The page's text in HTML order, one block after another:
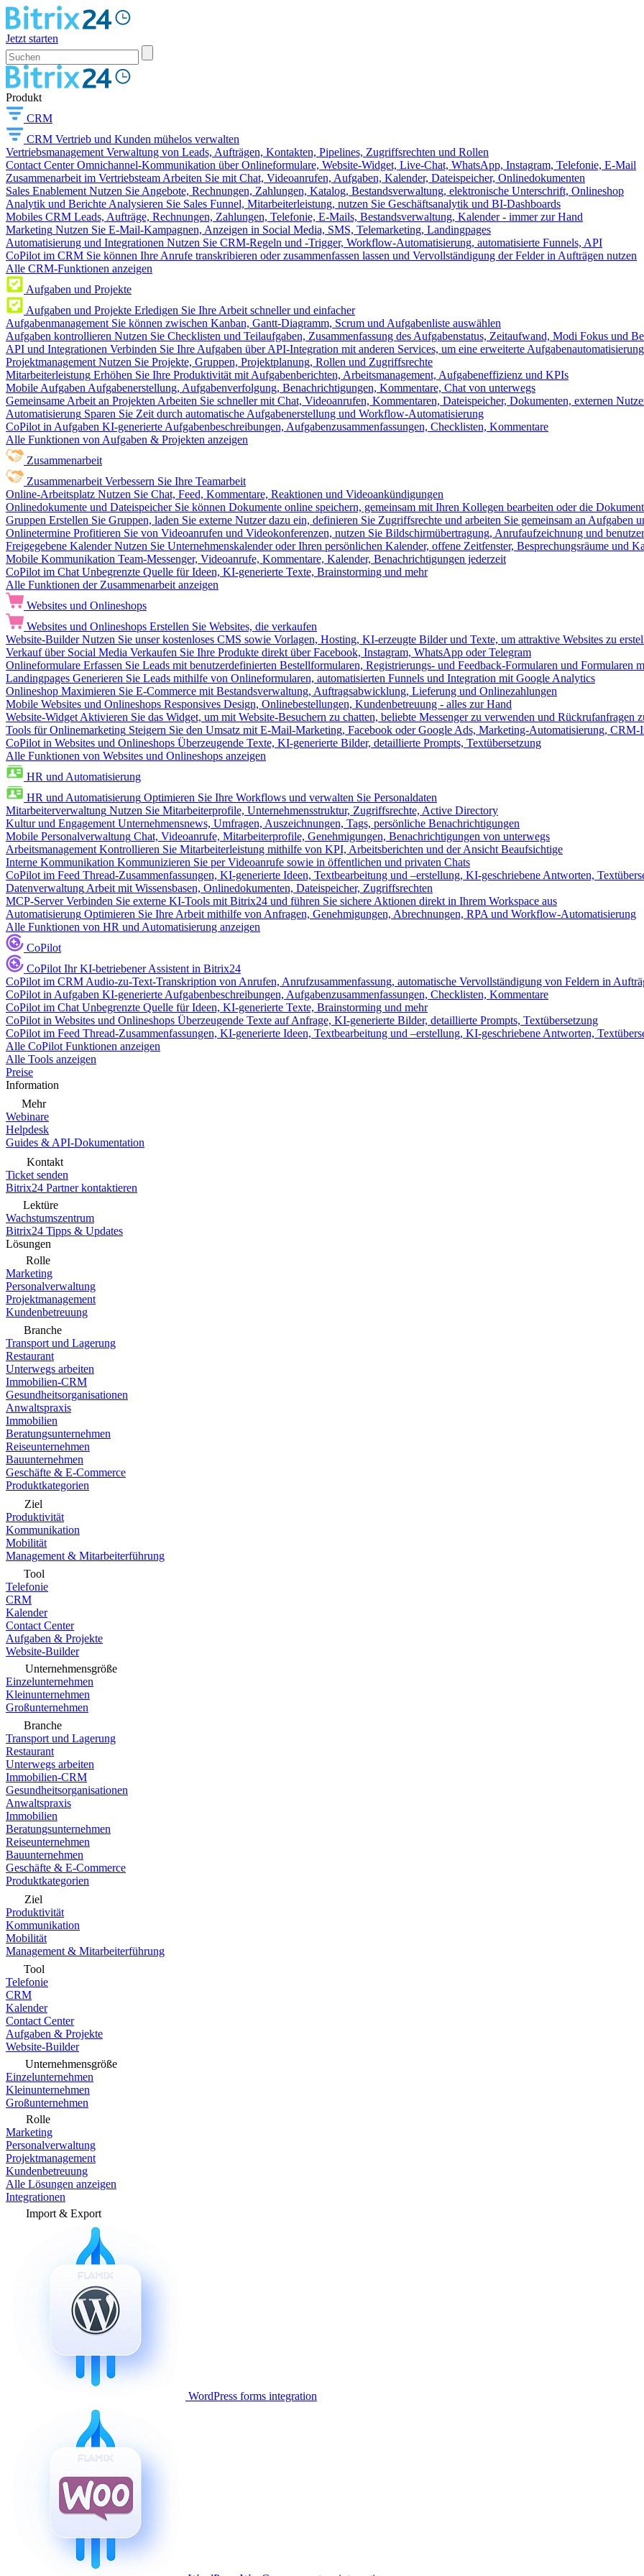
Jetzt starten
Produkt
CRM
CRM Vertrieb und Kunden mühelos verwalten
Vertriebsmanagement Verwaltung von Leads, Aufträgen, Kontakten, Pipelines, Zugriffsrechten und Rollen
Contact Center Omnichannel-Kommunikation über Onlineformulare, Website-Widget, Live-Chat, WhatsApp, Instagram, Telefonie, E-Mail
Zusammenarbeit im Vertriebsteam Arbeiten Sie mit Chat, Videoanrufen, Aufgaben, Kalender, Dateispeicher, Onlinedokumenten
Sales Enablement Nutzen Sie Angebote, Rechnungen, Zahlungen, Katalog, Bestandsverwaltung, elektronische Unterschrift, Onlineshop
Analytik und Berichte Analysieren Sie Sales Funnel, Mitarbeiterleistung, nutzen Sie Geschäftsanalytik und BI-Dashboards
Mobiles CRM Leads, Aufträge, Rechnungen, Zahlungen, Telefonie, E-Mails, Bestandsverwaltung, Kalender - immer zur Hand
Marketing Nutzen Sie E-Mail-Kampagnen, Anzeigen in Social Media, SMS, Telemarketing, Landingpages
Automatisierung und Integrationen Nutzen Sie CRM-Regeln und -Trigger, Workflow-Automatisierung, automatisierte Funnels, API
CoPilot im CRM Sie können Ihre Anrufe transkribieren oder zusammenfassen lassen und Vervollständigung der Felder in Aufträgen nutzen
Alle CRM-Funktionen anzeigen
Aufgaben und Projekte
Aufgaben und Projekte Erledigen Sie Ihre Arbeit schneller und einfacher
Aufgabenmanagement Sie können zwischen Kanban, Gantt-Diagramm, Scrum und Aufgabenliste auswählen
Aufgaben kontrollieren Nutzen Sie Checklisten und Teilaufgaben, Zusammenfassung des Aufgabenstatus, Zeitaufwand, Modi Fokus und
API und Integrationen Verbinden Sie Ihre Aufgaben über API-Integration mit anderen Services, um eine erweiterte
Projektmanagement Nutzen Sie Projekte, Gruppen, Projektplanung, Rollen und Zugriffsrechte
Mitarbeiterleistung Erhöhen Sie Ihre Produktivität mit Aufgabenberichten, Arbeitsmanagement, Aufgabeneffizienz und KPIs
Mobile Aufgaben Aufgabenerstellung, Aufgabenverfolgung, Benachrichtigungen, Kommentare, Chat von unterwegs
Gemeinsame Arbeit an Projekten Arbeiten Sie schneller mit Chat, Videoanrufen, Kommentaren, Dateispeicher, Dokumenten, externen
Automatisierung Sparen Sie Zeit durch automatische Aufgabenerstellung und Workflow-Automatisierung
CoPilot in Aufgaben KI-generierte Aufgabenbeschreibungen, Aufgabenzusammenfassungen, Checklisten, Kommentare
Alle Funktionen von Aufgaben & Projekten anzeigen
Zusammenarbeit
Zusammenarbeit Verbessern Sie Ihre Teamarbeit
Online-Arbeitsplatz Nutzen Sie Chat, Feed, Kommentare, Reaktionen und Videoankündigungen
Onlinedokumente und Dateispeicher Sie können Dokumente online speichern, gemeinsam mit Ihren Kollegen bearbeiten oder die
Gruppen Erstellen Sie Gruppen, laden Sie externe Nutzer dazu ein, definieren Sie Zugriffsrechte und arbeiten Sie gemeinsam an Aufgaben
Onlinetermine Profitieren Sie von Videoanrufen und Videokonferenzen, nutzen Sie Bildschirmübertragung, Anrufaufzeichnung und
Freigegebene Kalender Nutzen Sie Unternehmenskalender oder Ihren persönlichen Kalender, offene Zeitfenster, Besprechungsräume und
Mobile Kommunikation Team-Messenger, Videoanrufe, Kommentare, Kalender, Benachrichtigungen jederzeit
CoPilot im Chat Unbegrenzte Quelle für Ideen, KI-generierte Texte, Brainstorming und mehr
Alle Funktionen der Zusammenarbeit anzeigen
Websites und Onlineshops
Websites und Onlineshops Erstellen Sie Websites, die verkaufen
Website-Builder Nutzen Sie unser kostenloses CMS sowie Vorlagen, Hosting, KI-erzeugte Bilder und Texte, um attraktive Websites zu
Verkauf über Social Media Verkaufen Sie Ihre Produkte direkt über Facebook, Instagram, WhatsApp oder Telegram
Onlineformulare Erfassen Sie Leads mit benutzerdefinierten Bestellformularen, Registrierungs- und Feedback-Formularen und Formularen
Landingpages Generieren Sie Leads mithilfe von Onlineformularen, automatisierten Funnels und Integration mit Google Analytics
Onlineshop Maximieren Sie E-Commerce mit Bestandsverwaltung, Auftragsabwicklung, Lieferung und Onlinezahlungen
Mobile Websites und Onlineshops Responsives Design, Onlinebestellungen, Kundenbetreuung - alles zur Hand
Website-Widget Aktivieren Sie das Widget, um mit Website-Besuchern zu chatten, beliebte Messenger zu verwenden und Rückrufanfragen
Tools für Onlinemarketing Steigern Sie den Umsatz mit E-Mail-Marketing, Facebook oder Google Ads, Marketing-Automatisierung, CRM-
CoPilot in Websites und Onlineshops Überzeugende Texte, KI-generierte Bilder, detaillierte Prompts, Textübersetzung
Alle Funktionen von Websites und Onlineshops anzeigen
HR und Automatisierung
HR und Automatisierung Optimieren Sie Ihre Workflows und verwalten Sie Personaldaten
Mitarbeiterverwaltung Nutzen Sie Mitarbeiterprofile, Unternehmensstruktur, Zugriffsrechte, Active Directory
Kultur und Engagement Unternehmensnews, Umfragen, Auszeichnungen, Tags, persönliche Benachrichtigungen
Mobile Personalverwaltung Chat, Videoanrufe, Mitarbeiterprofile, Genehmigungen, Benachrichtigungen von unterwegs
Arbeitsmanagement Kontrollieren Sie Mitarbeiterleistung mithilfe von KPI, Arbeitsberichten und der Ansicht Beaufsichtige
Interne Kommunikation Kommunizieren Sie per Videoanrufe sowie in öffentlichen und privaten Chats
CoPilot im Feed Thread-Zusammenfassungen, KI-generierte Ideen, Textbearbeitung und –erstellung, KI-geschriebene Antworten,
Datenverwaltung Arbeit mit Wissensbasen, Onlinedokumenten, Dateispeicher, Zugriffsrechten
MCP-Server Verbinden Sie externe KI-Tools mit Bitrix24 und führen Sie sichere Aktionen direkt in Ihrem Workspace aus
Automatisierung Optimieren Sie Ihre Arbeit mithilfe von Anfragen, Genehmigungen, Abrechnungen, RPA und Workflow-Automatisierung
Alle Funktionen von HR und Automatisierung anzeigen
CoPilot
CoPilot Ihr KI-betriebener Assistent in Bitrix24
CoPilot im CRM Audio-zu-Text-Transkription von Anrufen, Anrufzusammenfassung, automatische Vervollständigung von Feldern in
CoPilot in Aufgaben KI-generierte Aufgabenbeschreibungen, Aufgabenzusammenfassungen, Checklisten, Kommentare
CoPilot im Chat Unbegrenzte Quelle für Ideen, KI-generierte Texte, Brainstorming und mehr
CoPilot in Websites und Onlineshops Überzeugende Texte auf Anfrage, KI-generierte Bilder, detaillierte Prompts, Textübersetzung
CoPilot im Feed Thread-Zusammenfassungen, KI-generierte Ideen, Textbearbeitung und –erstellung, KI-geschriebene Antworten,
Alle CoPilot Funktionen anzeigen
Alle Tools anzeigen
Preise
Information
Mehr
Webinare
Helpdesk
Guides & API-Dokumentation
Kontakt
Ticket senden
Bitrix24 Partner kontaktieren
Lektüre
Wachstumszentrum
Bitrix24 Tipps & Updates
Lösungen
Rolle
Marketing
Personalverwaltung
Projektmanagement
Kundenbetreuung
Branche
Transport und Lagerung
Restaurant
Unterwegs arbeiten
Immobilien-CRM
Gesundheitsorganisationen
Anwaltspraxis
Immobilien
Beratungsunternehmen
Reiseunternehmen
Bauunternehmen
Geschäfte & E-Commerce
Produktkategorien
Ziel
Produktivität
Kommunikation
Mobilität
Management & Mitarbeiterführung
Tool
Telefonie
CRM
Kalender
Contact Center
Aufgaben & Projekte
Website-Builder
Unternehmensgröße
Einzelunternehmen
Kleinunternehmen
Großunternehmen
Branche
Transport und Lagerung
Restaurant
Unterwegs arbeiten
Immobilien-CRM
Gesundheitsorganisationen
Anwaltspraxis
Immobilien
Beratungsunternehmen
Reiseunternehmen
Bauunternehmen
Geschäfte & E-Commerce
Produktkategorien
Ziel
Produktivität
Kommunikation
Mobilität
Management & Mitarbeiterführung
Tool
Telefonie
CRM
Kalender
Contact Center
Aufgaben & Projekte
Website-Builder
Unternehmensgröße
Einzelunternehmen
Kleinunternehmen
Großunternehmen
Rolle
Marketing
Personalverwaltung
Projektmanagement
Kundenbetreuung
Alle Lösungen anzeigen
Integrationen
Import & Export
WordPress forms integration